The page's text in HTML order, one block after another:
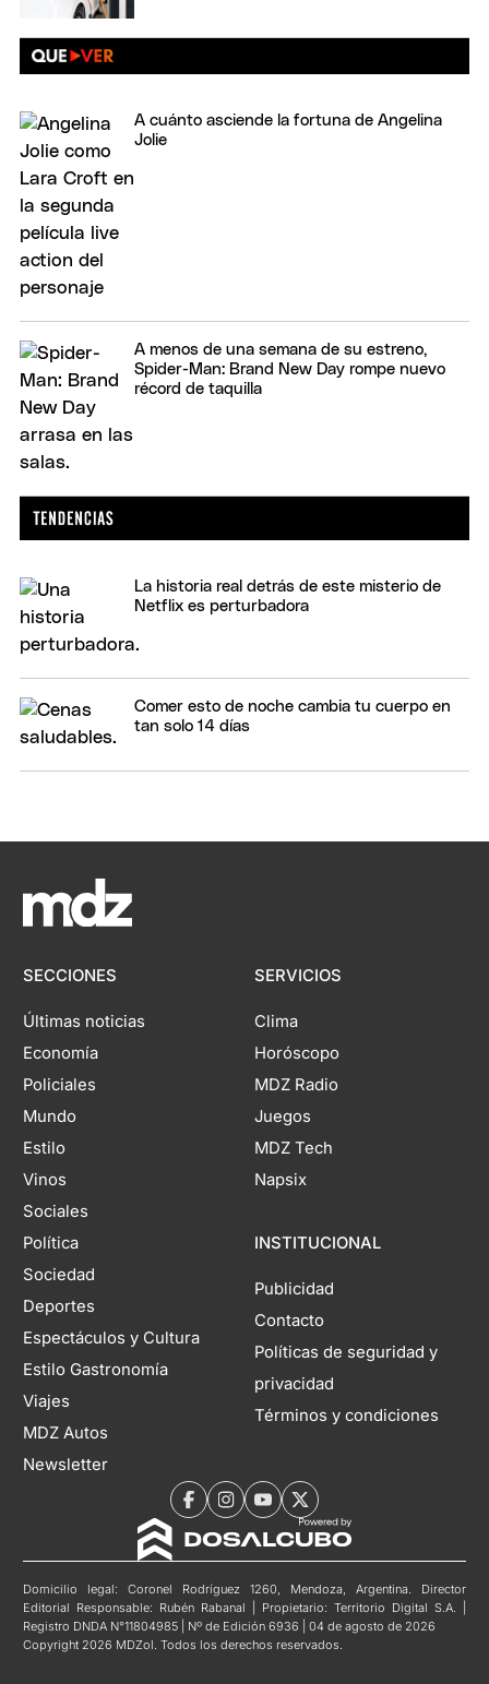
A cuánto asciende la fortuna de Angelina
Jolie
A menos de una semana de su estreno,
Spider-Man: Brand New Day rompe nuevo
récord de taquilla
La historia real detrás de este misterio de
Netflix es perturbadora
Comer esto de noche cambia tu cuerpo en
tan solo 14 días
SECCIONES
Últimas noticias
Economía
Policiales
Mundo
Estilo
Vinos
Sociales
Política
Sociedad
Deportes
Espectáculos y Cultura
Estilo Gastronomía
Viajes
MDZ Autos
Newsletter
SERVICIOS
Clima
Horóscopo
MDZ Radio
Juegos
MDZ Tech
Napsix
INSTITUCIONAL
Publicidad
Contacto
Políticas de seguridad y
privacidad
Términos y condiciones
Domicilio legal: Coronel Rodríguez 1260, Mendoza, Argentina. Director
Editorial Responsable: Rubén Rabanal | Propietario: Territorio Digital S.A. |
Registro DNDA N°11804985 | Nº de Edición 6936 | 04 de agosto de 2026
Copyright 2026 MDZol. Todos los derechos reservados.